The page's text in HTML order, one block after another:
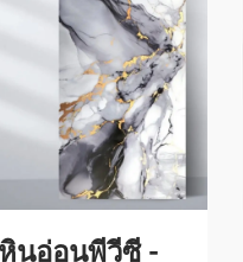
นอ่อนพีวีซี -